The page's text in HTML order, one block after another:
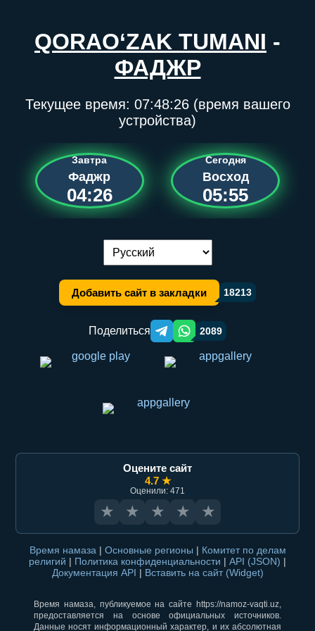
QORAO‘ZAK TUMANI -
ФАДЖР
Текущее время: 07:48:26(время вашего
устройства)
Завтра
Фаджр
04:26
Сегодня
Восход
05:55
Переключение языка:
Добавить сайт в закладки 18213
Поделиться Telegram orqali ulashish
WhatsApp orqali ulashish
2089
Оцените сайт
4.7 ★
Оценили: 471
★ ★ ★ ★ ★
Время намаза | Основные регионы | Комитет по делам
религий | Политика конфиденциальности | API (JSON) |
Документация API | Вставить на сайт (Widget)
Время намаза, публикуемое на сайте https://namoz-vaqti.uz,
предоставляется на основе официальных источников.
Данные носят информационный характер, и их абсолютная